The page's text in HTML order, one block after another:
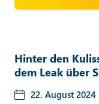
Hinter den
dem Leak über
22. August 2024